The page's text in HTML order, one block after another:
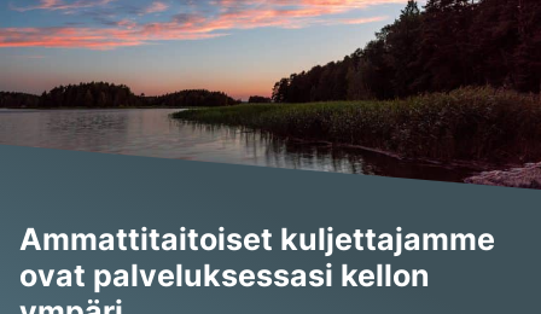
Ammattitaitoiset kuljettajamme
ovat palveluksessasi kellon